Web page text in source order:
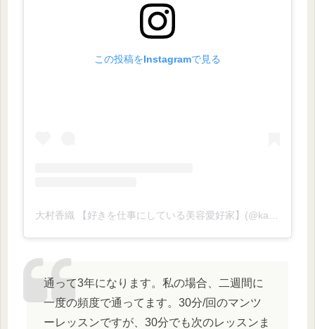
この投稿をInstagramで見る
通って3年になります。私の場合、二週間に
一度の頻度で通ってます。30分/回のマンツ
ーレッスンですが、30分でも次のレッスンま